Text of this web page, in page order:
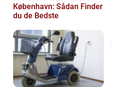
København: Sådan Finder
du de Bedste